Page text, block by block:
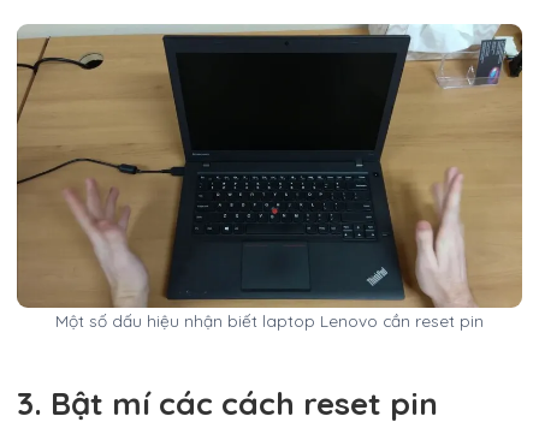
Một số dấu hiệu nhận biết laptop Lenovo cần reset pin
3. Bật mí các cách reset pin